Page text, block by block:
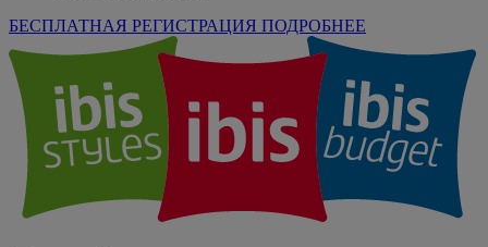
БЕСПЛАТНАЯ РЕГИСТРАЦИЯ ПОДРОБНЕЕ